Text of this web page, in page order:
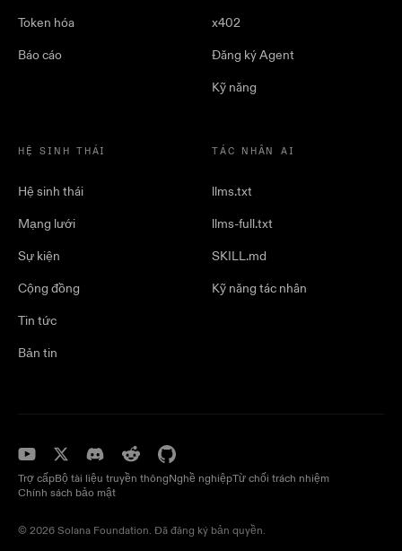
Token hóa
Báo cáo
x402
Đăng ký Agent
Kỹ năng
HỆ SINH THÁI
Hệ sinh thái
Mạng lưới
Sự kiện
Cộng đồng
Tin tức
Bản tin
TÁC NHÂN AI
llms.txt
llms-full.txt
SKILL.md
Kỹ năng tác nhân
Trợ cấpBộ tài liệu truyền thôngNghề nghiệpTừ chối trách nhiệm
Chính sách bảo mật
© 2026 Solana Foundation. Đã đăng ký bản quyền.